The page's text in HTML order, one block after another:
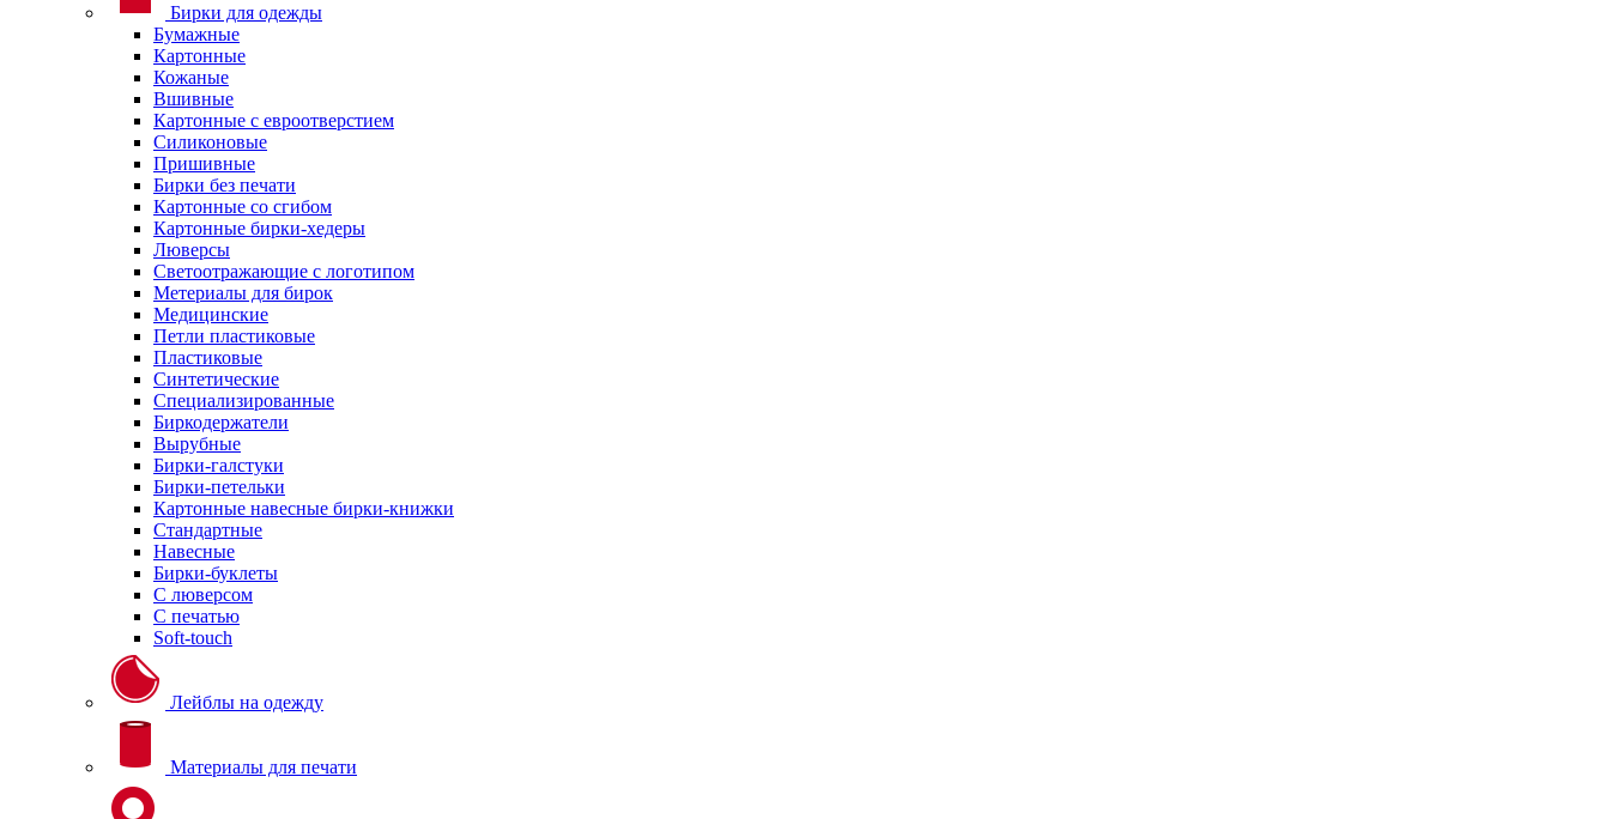
Бирки для одежды
Бумажные
Картонные
Кожаные
Вшивные
Картонные с евроотверстием
Силиконовые
Пришивные
Бирки без печати
Картонные со сгибом
Картонные бирки-хедеры
Люверсы
Светоотражающие с логотипом
Метериалы для бирок
Медицинские
Петли пластиковые
Пластиковые
Синтетические
Специализированные
Биркодержатели
Вырубные
Бирки-галстуки
Бирки-петельки
Картонные навесные бирки-книжки
Стандартные
Навесные
Бирки-буклеты
С люверсом
С печатью
Soft-touch
Лейблы на одежду
Материалы для печати